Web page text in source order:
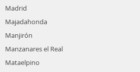
Madrid
Majadahonda
Manjirón
Manzanares el Real
Mataelpino